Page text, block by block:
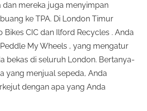
dan mereka juga menyimpan
ke TPA. Di London Timur
Bikes CIC dan Ilford Recycles . Anda
My Wheels , yang mengatur
bekas di seluruh London. Bertanya-
yang menjual sepeda, Anda
dengan apa yang Anda